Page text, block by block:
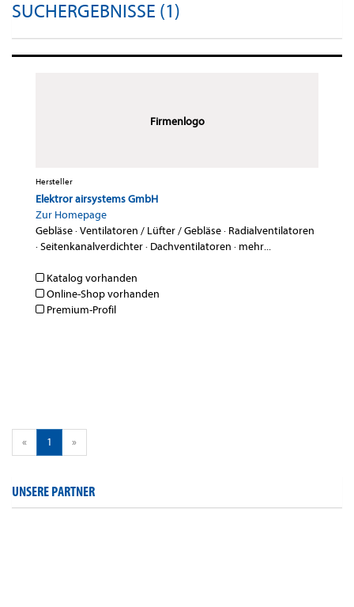
SUCHERGEBNISSE (1)
Firmenlogo
Hersteller
Elektror airsystems GmbH
Zur Homepage
Gebläse·Ventilatoren / Lüfter / Gebläse· Radialventilatoren
·Seitenkanalverdichter· Dachventilatoren · mehr...
Katalog vorhanden
Online-Shop vorhanden
Premium-Profil
« 1 »
UNSERE PARTNER